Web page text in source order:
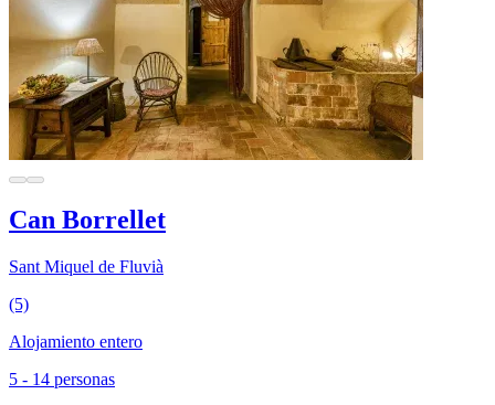
Can Borrellet
Sant Miquel de Fluvià
(5)
Alojamiento entero
5 - 14 personas